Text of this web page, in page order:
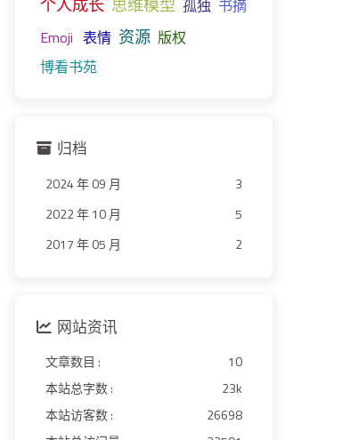
孤独 书摘
Emoji 表情 资源 版权
博看书苑
归档
2024 年 09 月
3
2022 年 10 月
5
2017 年 05 月
2
网站资讯
文章数目 :
10
本站总字数 :
23k
本站访客数 :
26698